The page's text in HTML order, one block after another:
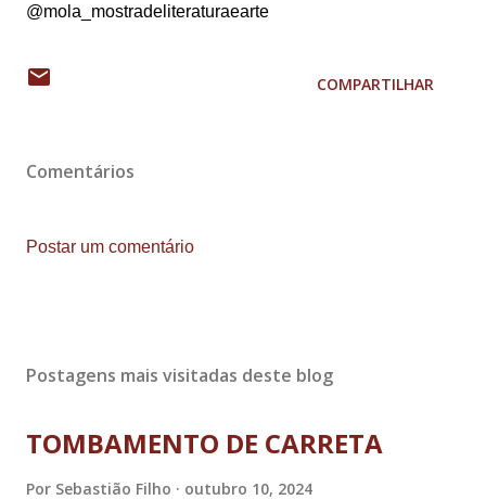
@mola_mostradeliteraturaearte
COMPARTILHAR
Comentários
Postar um comentário
Postagens mais visitadas deste blog
TOMBAMENTO DE CARRETA
Por Sebastião Filho outubro 10, 2024